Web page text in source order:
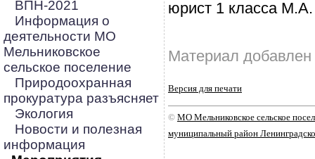
ВПН-2021
Информация о
деятельности МО
Мельниковское
сельское поселение
Природоохранная
прокуратура разъясняет
Экология
Новости и полезная
информация
юрист 1 класса
Материал
Версия для печати
© МО Мельниковское сельское
муниципальный район